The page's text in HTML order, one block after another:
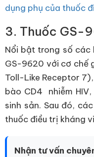
dụng phụ của thuốc
3. Thuốc GS-
Nổi bật trong số các
GS-9620 với cơ chế
Toll-Like Receptor
bào CD4 nhiễm
sinh sản. Sau đó,
thuốc điều trị kháng
Nhận tư vấn